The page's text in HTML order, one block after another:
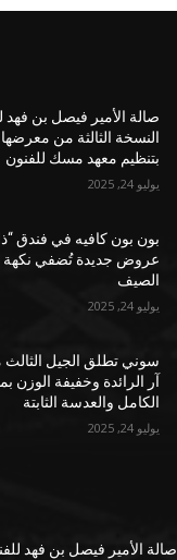
صالة الأمير فيصل بن
بتنظيم معهد مسك للفنون
يوليو 24, 2025
بون بون كافيه في فندق
عروض جديدة تُضفي نكهة
الصيف
يوليو 24, 2025
آر الرائدة وخفيفة الوزن
الكامل والعدسة الثابتة
يوليو 24, 2025
صالة الأمير فيصل بن فهد